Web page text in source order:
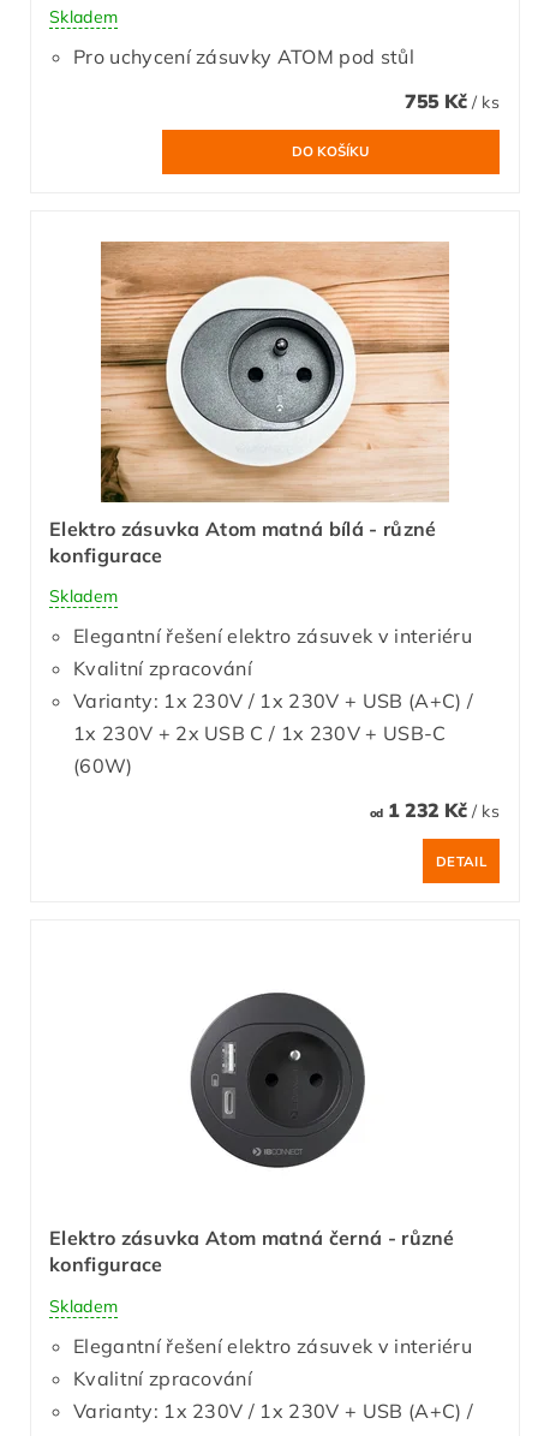
Skladem
Pro uchycení zásuvky ATOM pod stůl
755 Kč / ks
Elektro zásuvka Atom matná bílá - různé
konfigurace
Skladem
Elegantní řešení elektro zásuvek v interiéru
Kvalitní zpracování
Varianty: 1x 230V / 1x 230V + USB (A+C) /
1x 230V + 2x USB C / 1x 230V + USB-C
(60W)
od1 232 Kč / ks
DETAIL
Elektro zásuvka Atom matná černá - různé
konfigurace
Skladem
Elegantní řešení elektro zásuvek v interiéru
Kvalitní zpracování
Varianty: 1x 230V / 1x 230V + USB (A+C) /